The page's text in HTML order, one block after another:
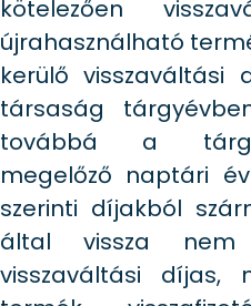
kötelezően
újrahasználható
kerülő visszaváltási
társaság
továbbá a
megelőző naptári
szerinti díjakból
által vissza nem
visszaváltási díjas,